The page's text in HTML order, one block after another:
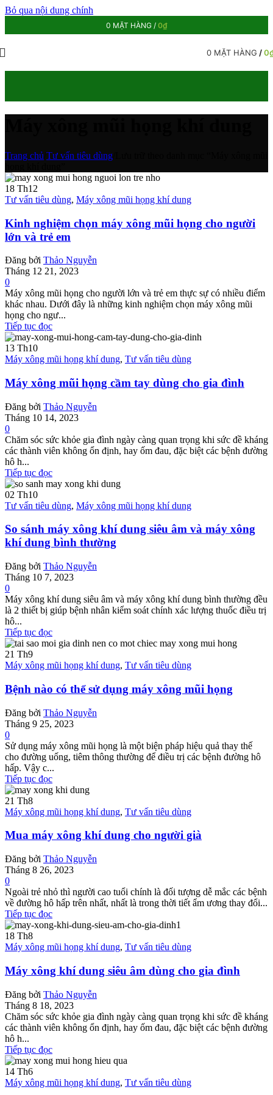
Bỏ qua nội dung chính
0 MẶT HÀNG / 0₫
0 MẶT HÀNG /0
Trang chủ Tư vấn tiêu dùng
18 Th12
Tư vấn tiêu dùng, Máy xông mũi họng khí dung
Kinh nghiệm chọn máy xông mũi họng cho người
lớn và trẻ em
Đăng bởi Thảo Nguyễn
Tháng 12 21, 2023
0
Máy xông mũi họng cho người lớn và trẻ em thực sự có nhiều điểm
khác nhau. Dưới đây là những kinh nghiệm chọn máy xông mũi
họng cho ngư...
Tiếp tục đọc
13 Th10
Máy xông mũi họng khí dung, Tư vấn tiêu dùng
Máy xông mũi họng cầm tay dùng cho gia đình
Đăng bởi Thảo Nguyễn
Tháng 10 14, 2023
0
Chăm sóc sức khỏe gia đình ngày càng quan trọng khi sức đề kháng
các thành viên không ổn định, hay ốm đau, đặc biệt các bệnh đường
hô h...
Tiếp tục đọc
02 Th10
Tư vấn tiêu dùng, Máy xông mũi họng khí dung
So sánh máy xông khí dung siêu âm và máy xông
khí dung bình thường
Đăng bởi Thảo Nguyễn
Tháng 10 7, 2023
0
Máy xông khí dung siêu âm và máy xông khí dung bình thường đều
là 2 thiết bị giúp bệnh nhân kiểm soát chính xác lượng thuốc điều trị
hô...
Tiếp tục đọc
21 Th9
Máy xông mũi họng khí dung, Tư vấn tiêu dùng
Bệnh nào có thể sử dụng máy xông mũi họng
Đăng bởi Thảo Nguyễn
Tháng 9 25, 2023
0
Sử dụng máy xông mũi họng là một biện pháp hiệu quả thay thế
cho đường uống, tiêm thông thường để điều trị các bệnh đường hô
hấp. Vậy c...
Tiếp tục đọc
21 Th8
Máy xông mũi họng khí dung, Tư vấn tiêu dùng
Mua máy xông khí dung cho người già
Đăng bởi Thảo Nguyễn
Tháng 8 26, 2023
0
Ngoài trẻ nhỏ thì người cao tuổi chính là đối tượng dễ mắc các bệnh
về đường hô hấp trên nhất, nhất là trong thời tiết ẩm ương thay đổi...
Tiếp tục đọc
18 Th8
Máy xông mũi họng khí dung, Tư vấn tiêu dùng
Máy xông khí dung siêu âm dùng cho gia đình
Đăng bởi Thảo Nguyễn
Tháng 8 18, 2023
Chăm sóc sức khỏe gia đình ngày càng quan trọng khi sức đề kháng
các thành viên không ổn định, hay ốm đau, đặc biệt các bệnh đường
hô h...
Tiếp tục đọc
14 Th6
Máy xông mũi họng khí dung, Tư vấn tiêu dùng